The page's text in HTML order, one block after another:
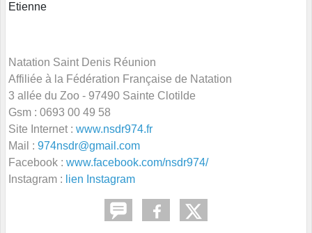
Etienne
Natation Saint Denis Réunion
Affiliée à la Fédération Française de Natation
3 allée du Zoo - 97490 Sainte Clotilde
Gsm : 0693 00 49 58
Site Internet : www.nsdr974.fr
Mail : 974nsdr@gmail.com
Facebook : www.facebook.com/nsdr974/
Instagram : lien Instagram